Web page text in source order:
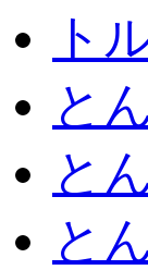
ト
と
と
と